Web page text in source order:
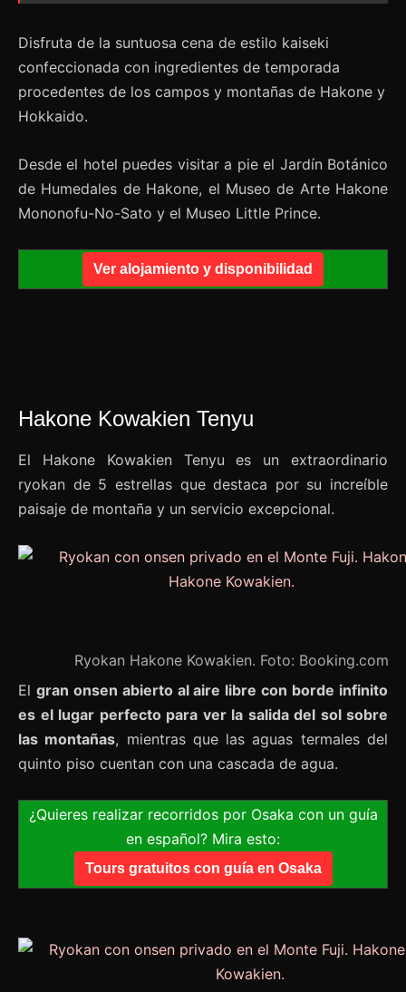
Disfruta de la suntuosa cena de estilo kaiseki
confeccionada con ingredientes de temporada
procedentes de los campos y montañas de Hakone y
Hokkaido.
Desde el hotel puedes visitar a pie el Jardín Botánico
de Humedales de Hakone, el Museo de Arte Hakone
Mononofu-No-Sato y el Museo Little Prince.
Ver alojamiento y disponibilidad
Hakone Kowakien Tenyu
El Hakone Kowakien Tenyu es un extraordinario
ryokan de 5 estrellas que destaca por su increíble
paisaje de montaña y un servicio excepcional.
Ryokan Hakone Kowakien. Foto: Booking.com
El gran onsen abierto al aire libre con borde infinito
es el lugar perfecto para ver la salida del sol sobre
las montañas, mientras que las aguas termales del
quinto piso cuentan con una cascada de agua.
¿Quieres realizar recorridos por Osaka con un guía
en español? Mira esto:
Tours gratuitos con guía en Osaka